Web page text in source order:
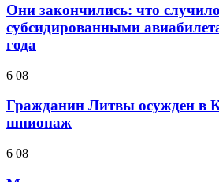
Они закончились: что
субсидированными
года
6 08
Гражданин Литвы осужден в
шпионаж
6 08